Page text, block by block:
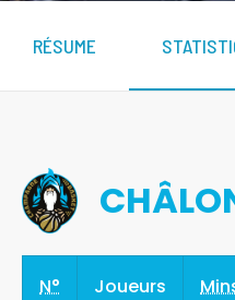
RÉSUME
N° Joueurs